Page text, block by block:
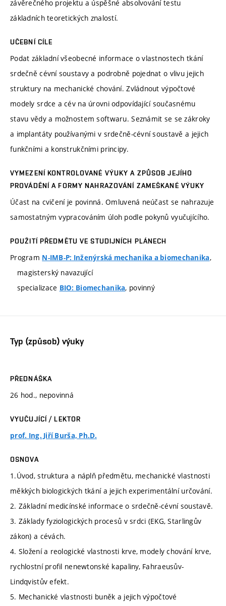
závěrečného projektu a úspěšné absolvování testu
základních teoretických znalostí.
UČEBNÍ CÍLE
Podat základní všeobecné informace o vlastnostech tkání
srdečně cévní soustavy a podrobně pojednat o vlivu jejich
struktury na mechanické chování. Zvládnout výpočtové
modely srdce a cév na úrovni odpovídající současnému
stavu vědy a možnostem softwaru. Seznámit se se zákroky
a implantáty používanými v srdečně-cévní soustavě a jejich
funkčními a konstrukčními principy.
VYMEZENÍ KONTROLOVANÉ VÝUKY A ZPŮSOB JEJÍHO
PROVÁDĚNÍ A FORMY NAHRAZOVÁNÍ ZAMEŠKANÉ VÝUKY
Účast na cvičení je povinná. Omluvená neúčast se nahrazuje
samostatným vypracováním úloh podle pokynů vyučujícího.
POUŽITÍ PŘEDMĚTU VE STUDIJNÍCH PLÁNECH
Program N-IMB-P: Inženýrská mechanika a biomechanika,
magisterský navazující
specializace BIO: Biomechanika, povinný
Typ (způsob) výuky
PŘEDNÁŠKA
26 hod., nepovinná
VYUČUJÍCÍ / LEKTOR
prof. Ing. Jiří Burša, Ph.D.
OSNOVA
1.Úvod, struktura a náplň předmětu, mechanické vlastnosti
měkkých biologických tkání a jejich experimentální určování.
2. Základní medicínské informace o srdečně-cévní soustavě.
3. Základy fyziologických procesů v srdci (EKG, Starlingův
zákon) a cévách.
4. Složení a reologické vlastnosti krve, modely chování krve,
rychlostní profil nenewtonské kapaliny, Fahraeusův-
Lindqvistův efekt.
5. Mechanické vlastnosti buněk a jejich výpočtové